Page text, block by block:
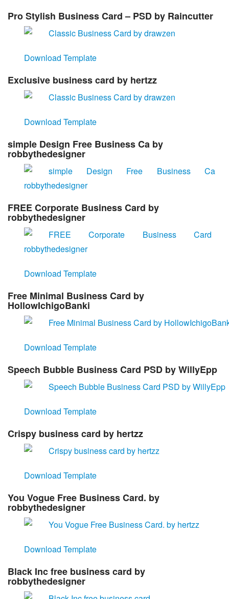
Pro Stylish Business Card – PSD by Raincutter
Download Template
Exclusive business card by hertzz
Download Template
simple Design Free Business Ca by
robbythedesigner
FREE Corporate Business Card by
robbythedesigner
Download Template
Free Minimal Business Card by
HollowIchigoBanki
Download Template
Speech Bubble Business Card PSD by WillyEpp
Download Template
Crispy business card by hertzz
Download Template
You Vogue Free Business Card. by
robbythedesigner
Download Template
Black Inc free business card by
robbythedesigner